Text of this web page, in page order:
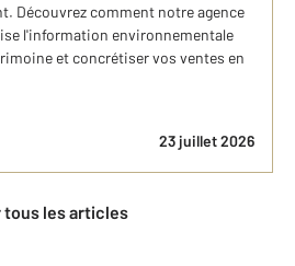
Découvrez comment notre agence
l'information environnementale
et concrétiser vos ventes en
23 juillet 2026
tous les articles